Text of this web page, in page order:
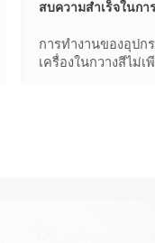
สบความสําเร็จในก
การทํางานของอุป
เครื่องในกวางสีไม่